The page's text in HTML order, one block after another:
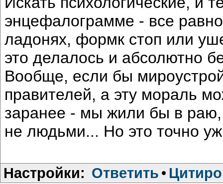
энцефалограмме - все
ладонях, формк стоп или
это делалось и абсолютно
Вообще, если бы
правителей, а эту мораль
заранее - мы жили бы в
не людьми... Но это точно
Настройки: Ответить •